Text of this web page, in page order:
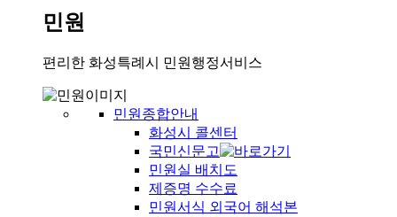
민원
편리한 화성특례시 민원행정서비스
민원종합안내
화성시 콜센터
국민신문고
민원실 배치도
제증명 수수료
민원서식 외국어 해석본